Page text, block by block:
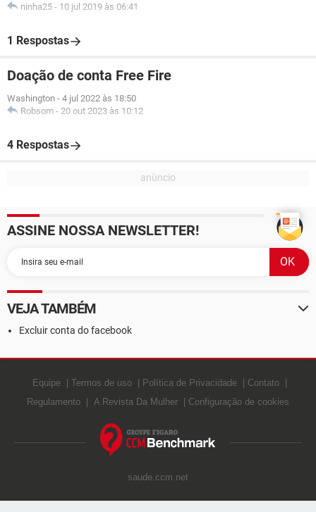
ninha25 - 10 jul 2019 às 06:41
1 Respostas
Doação de conta Free Fire
Washington - 4 jul 2022 às 18:50
Robsom - 20 out 2023 às 10:12
4 Respostas
ASSINE NOSSA NEWSLETTER!
VEJA TAMBÉM
Excluir conta do facebook
Equipe Termos de uso Política de Privacidade
Contato
Regulamento
A Revista Da Mulher Configuração de cookies
saude.ccm.net